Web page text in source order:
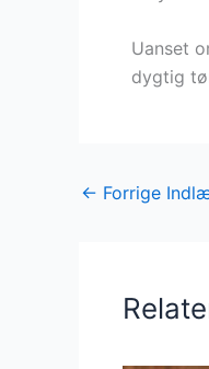
Uanset
dygtig
← Forrige